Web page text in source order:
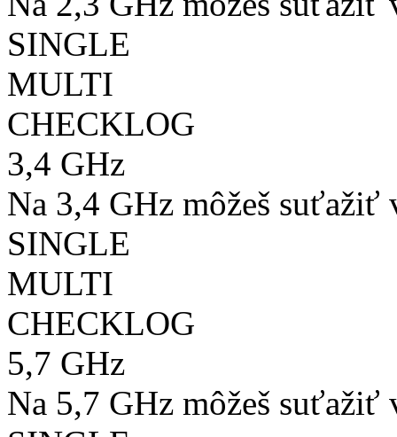
SINGLE
MULTI
CHECKLOG
3,4 GHz
Na 3,4 GHz môžeš suťažiť
SINGLE
MULTI
CHECKLOG
5,7 GHz
Na 5,7 GHz môžeš suťažiť